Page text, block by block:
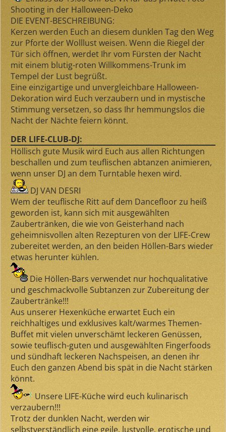
Shooting in der Halloween-Deko
DIE EVENT-BESCHREIBUNG:
Kerzen werden Euch an diesem dunklen Tag den Weg
zur Pforte der Wolllust weisen. Wenn die Riegel der
Tür sich öffnen, werdet Ihr vom Fürsten der Nacht
mit einem blutig-roten Willkommens-Trunk im
Tempel der Lust begrüßt.
Eine einzigartige und unvergleichbare Halloween-
Dekoration wird Euch verzaubern und in mystische
Stimmung versetzen, so dass Ihr hemmungslos die
Nacht der Nächte feiern könnt.
DER LIFE-CLUB-DJ:
Höllisch gute Musik wird Euch aus allen Richtungen
beschallen und zum teuflischen abtanzen animieren,
wenn unser DJ an dem Turntable hexen wird.
DJ VAN DESRI
Wem der teuflische Ritt auf dem Dancefloor zu heiß
geworden ist, kann sich mit ausgewählten
Zaubertränken, die wie von Geisterhand nach
geheimnisvollen alten Rezepturen von der LIFE-Crew
zubereitet werden, an den beiden Höllen-Bars wieder
etwas herunter kühlen.
Die Höllen-Bars verwendet nur hochqualitative
und geschmackvolle Subtanzen zur Zubereitung der
Zaubertränke!!!
Aus unserer Hexenküche erwartet Euch ein
reichhaltiges und exklusives kalt/warmes Themen-
Buffet mit vielen unverschämt leckeren Genüssen,
sowie teuflisch-guten und ausgewählten Fingerfoods
und sündhaft leckeren Nachspeisen, an denen ihr
Euch den ganzen Abend bis spät in die Nacht stärken
könnt.
Unsere LIFE-Küche wird euch kulinarisch
verzaubern!!!
Trotz der dunklen Nacht, werden wir
selbstverständlich eine geile, lustvolle, erotische und